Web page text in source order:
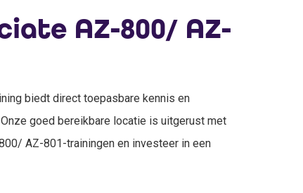
AZ-800/ AZ-
biedt direct toepasbare kennis en
goed bereikbare locatie is uitgerust met
AZ-801-trainingen en investeer in een